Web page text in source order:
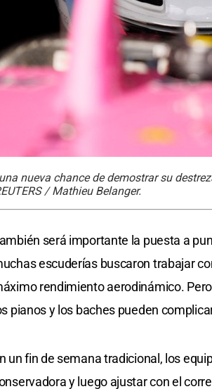
nueva chance de demostrar su
/ Mathieu Belanger.
será importante la puesta a
escuderías buscaron trabajar
rendimiento aerodinámico.
pianos y los baches pueden
un fin de semana tradicional, los
y luego ajustar con el